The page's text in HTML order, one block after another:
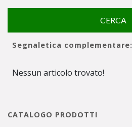
CERCA
Segnaletica complementare:
Nessun articolo trovato!
CATALOGO PRODOTTI